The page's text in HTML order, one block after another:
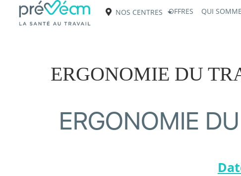
NOS CENTRES OFFRES QUI
ERGONOMIE DU
ERGONOMIE